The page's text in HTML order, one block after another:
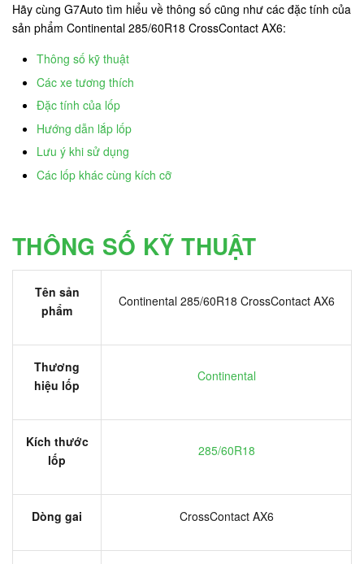
Hãy cùng G7Auto tìm hiểu về thông số cũng như các đặc tính của
sản phẩm Continental 285/60R18 CrossContact AX6:
Thông số kỹ thuật
Các xe tương thích
Đặc tính của lốp
Hướng dẫn lắp lốp
Lưu ý khi sử dụng
Các lốp khác cùng kích cỡ
THÔNG SỐ KỸ THUẬT
Tên sản
phẩm
Continental 285/60R18 CrossContact AX6
Thương
hiệu lốp
Continental
Kích thước
lốp
285/60R18
Dòng gai CrossContact AX6